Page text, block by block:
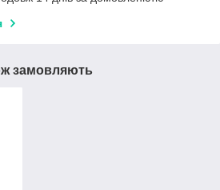
замовляють